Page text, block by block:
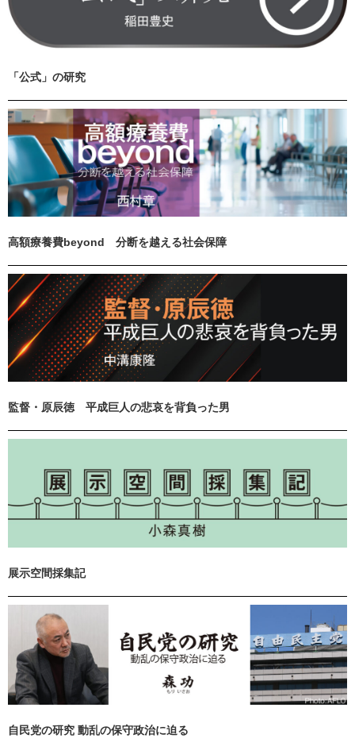
「公式」の研究
高額療養費beyond 分断を越える社会保障
監督・原辰徳 平成巨人の悲哀を背負った男
展示空間採集記
自民党の研究 動乱の保守政治に迫る